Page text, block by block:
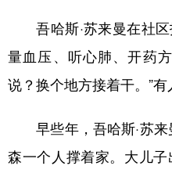
吾哈斯·苏来曼在社区
量血压、听心肺、开药
说？换个地方接着干。”有
早些年，吾哈斯·苏来
森一个人撑着家。大儿